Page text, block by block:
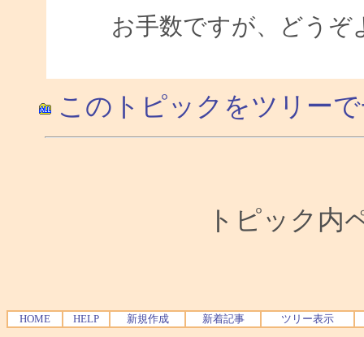
お手数ですが、どう
このトピックをツリー
トピック内
HOME HELP 新規作成 新着記事 ツリー表示